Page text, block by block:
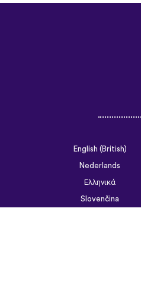
English (British)
Ελληνικά
Slovenčina
ไทย